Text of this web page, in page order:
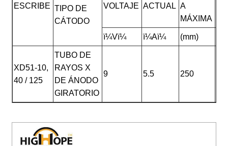
ESCRIBE TIPO DE
CÁTODO
VOLTAJE ACTUAL A
MÁXIMA
ï¼Vï¼ ï¼Aï¼ (mm)
XD51-10,
40 / 125
TUBO DE
RAYOS X
DE ÁNODO
GIRATORIO
9 5.5 250